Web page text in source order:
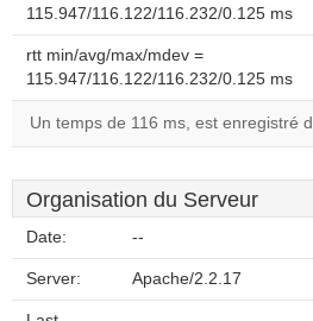
115.947/116.122/116.232/0.125 ms
rtt min/avg/max/mdev =
115.947/116.122/116.232/0.125 ms
Un temps de 116 ms, est enregistré
Organisation du Serveur
Date: --
Server: Apache/2.2.17